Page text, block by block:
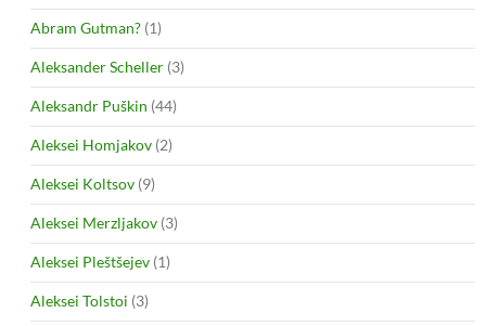
Abram Gutman? (1)
Aleksander Scheller (3)
Aleksandr Puškin (44)
Aleksei Homjakov (2)
Aleksei Koltsov (9)
Aleksei Merzljakov (3)
Aleksei Pleštšejev (1)
Aleksei Tolstoi (3)